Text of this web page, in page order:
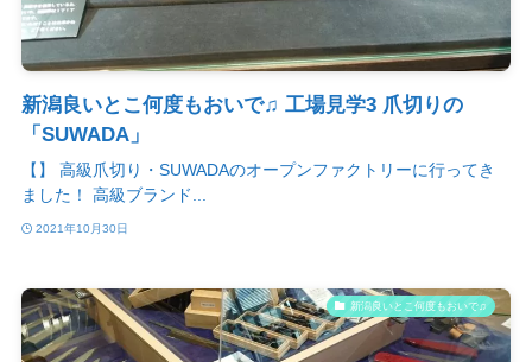
新潟良いとこ何度もおいで♫ 工場見学3 爪切りの
「SUWADA」
【】 高級爪切り・SUWADAのオープンファクトリーに行ってき
ました！ 高級ブランド...
2021年10月30日
新潟良いとこ何度もおいで♫